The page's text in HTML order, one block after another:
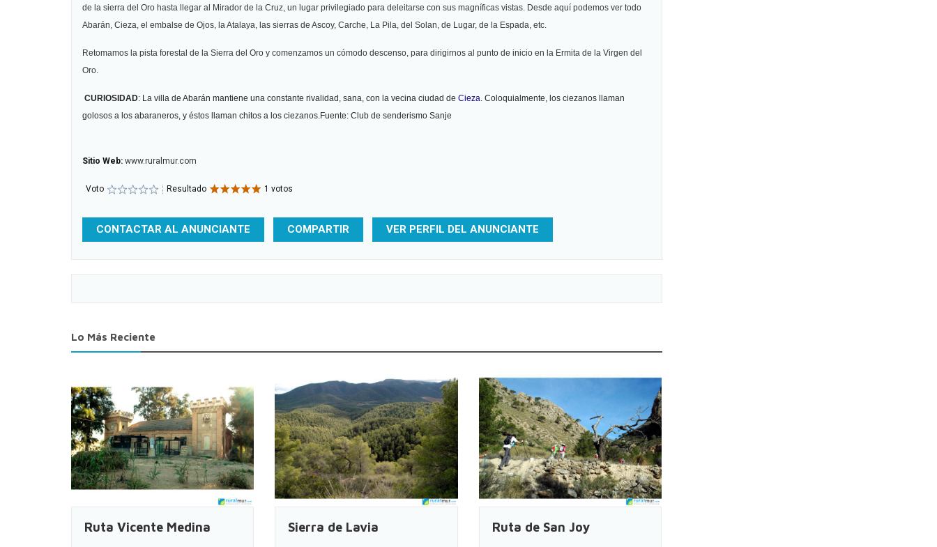
de la sierra del Oro hasta llegar al Mirador de la Cruz, un lugar privilegiado para deleitarse con sus magníficas vistas. Desde aquí podemos ver todo
Abarán, Cieza, el embalse de Ojos, la Atalaya, las sierras de Ascoy, Carche, La Pila, del Solan, de Lugar, de la Espada, etc.
Retomamos la pista forestal de la Sierra del Oro y comenzamos un cómodo descenso, para dirigirnos al punto de inicio en la Ermita de la Virgen del
Oro.
CURIOSIDAD: La villa de Abarán mantiene una constante rivalidad, sana, con la vecina ciudad de Cieza . Coloquialmente, los ciezanos llaman
golosos a los abaraneros, y éstos llaman chitos a los ciezanos.Fuente: Club de senderismo Sanje
Sitio Web: www.ruralmur.com
Voto Resultado 1 votos
CONTACTAR AL ANUNCIANTE COMPARTIR VER PERFIL DEL ANUNCIANTE
Lo Más Reciente
Ruta Vicente Medina Sierra de Lavia Ruta de San Joy